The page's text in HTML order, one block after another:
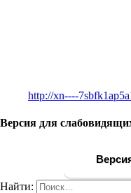
http://xn----
Версия для
Найти: